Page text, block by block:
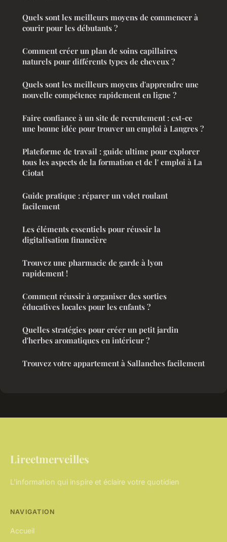
Quels sont les meilleurs moyens de commencer à
courir pour les débutants ?
Comment créer un plan de soins capillaires
naturels pour différents types de cheveux ?
Quels sont les meilleurs moyens d'apprendre une
nouvelle compétence rapidement en ligne ?
Faire confiance à un site de recrutement : est-ce
une bonne idée pour trouver un emploi à Langres ?
Plateforme de travail : guide ultime pour explorer
tous les aspects de la formation et de l' emploi à La
Ciotat
Guide pratique : réparer un volet roulant
facilement
Les éléments essentiels pour réussir la
digitalisation financière
Trouvez une pharmacie de garde à lyon
rapidement !
Comment réussir à organiser des sorties
éducatives locales pour les enfants ?
Quelles stratégies pour créer un petit jardin
d'herbes aromatiques en intérieur ?
Trouvez votre appartement à Sallanches facilement
Lireetmerveilles
L'information qui inspire et éclaire votre quotidien
NAVIGATION
Accueil